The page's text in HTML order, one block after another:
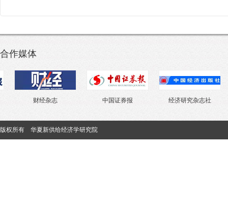
合作媒体
财经杂志 中国证券报 经济研究杂志社
版权所有 华夏新供给经济学研究院